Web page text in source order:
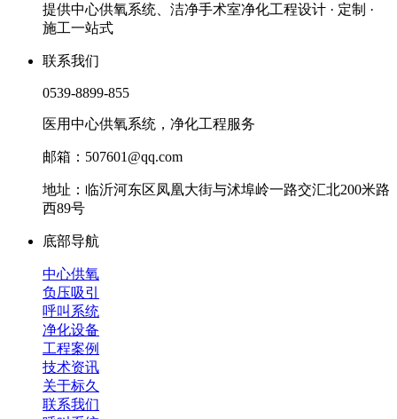
提供中心供氧系统、洁净手术室净化工程设计 · 定制 ·
施工一站式
联系我们
0539-8899-855
医用中心供氧系统，净化工程服务
邮箱：507601@qq.com
地址：临沂河东区凤凰大街与沭埠岭一路交汇北200米路
西89号
底部导航
中心供氧
负压吸引
呼叫系统
净化设备
工程案例
技术资讯
关于标久
联系我们